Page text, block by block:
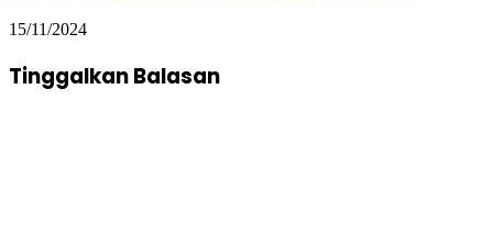
15/11/2024
Tinggalkan Balasan